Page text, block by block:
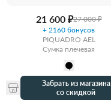
21 600 ₽27 000 ₽
+ 2160 бонусов
PIQUADRO AEL
Сумка плечевая
Забрать из магазина
со скидкой